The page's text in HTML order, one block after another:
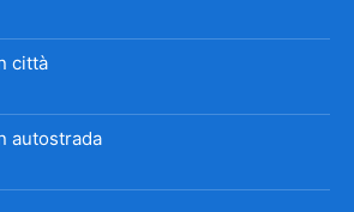
città
autostrada